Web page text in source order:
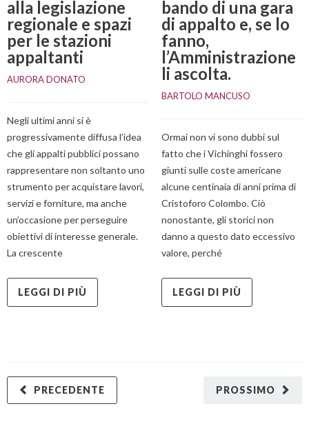
alla legislazione
regionale e spazi
per le stazioni
appaltanti
AURORA DONATO
Negli ultimi anni si è
progressivamente diffusa l’idea
che gli appalti pubblici possano
rappresentare non soltanto uno
strumento per acquistare lavori,
servizi e forniture, ma anche
un’occasione per perseguire
obiettivi di interesse generale.
La crescente
LEGGI DI PIÙ
bando di una gara
di appalto e, se lo
fanno,
l’Amministrazione
li ascolta.
BARTOLO MANCUSO
Ormai non vi sono dubbi sul
fatto che i Vichinghi fossero
giunti sulle coste americane
alcune centinaia di anni prima di
Cristoforo Colombo. Ciò
nonostante, gli storici non
danno a questo dato eccessivo
valore, perché
LEGGI DI PIÙ
PROSSIMO
PRECEDENTE